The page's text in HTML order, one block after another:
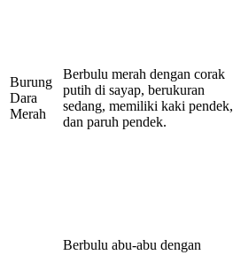
Burung
Dara
Merah
Berbulu merah dengan corak
putih di sayap, berukuran
sedang, memiliki kaki pendek,
dan paruh pendek.
Berbulu abu-abu dengan